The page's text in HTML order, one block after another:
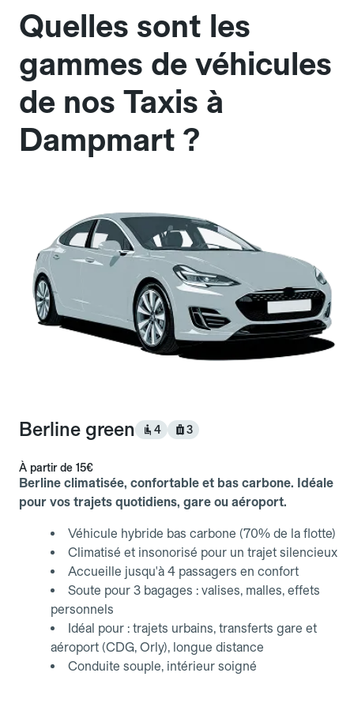
Quelles sont les
gammes de véhicules
de nos Taxis à
Dampmart ?
Berline green 4 3
À partir de 15€
Berline climatisée, confortable et bas carbone. Idéale
pour vos trajets quotidiens, gare ou aéroport.
Véhicule hybride bas carbone (70% de la flotte)
Climatisé et insonorisé pour un trajet silencieux
Accueille jusqu'à 4 passagers en confort
Soute pour 3 bagages : valises, malles, effets
personnels
Idéal pour : trajets urbains, transferts gare et
aéroport (CDG, Orly), longue distance
Conduite souple, intérieur soigné